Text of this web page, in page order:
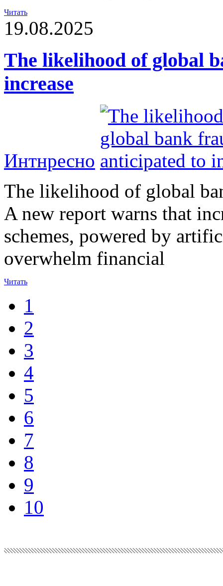
Читать
19.08.2025
The likelihood of global
increase
Интнресно
The likelihood of global
A new report warns that
schemes, powered by
overwhelm financial
Читать
1
2
3
4
5
6
7
8
9
10